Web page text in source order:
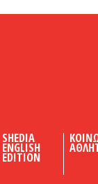
SHEDIA
ENGLISH
EDITION